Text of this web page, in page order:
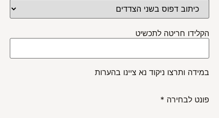
הקלידו חריטה לתכשיט
במידה ותרצו ניקוד נא ציינו בהערות
פונט לבחירה *